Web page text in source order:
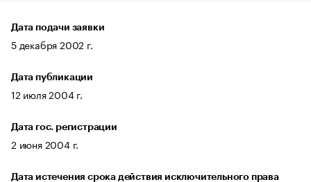
Дата подачи заявки
5 декабря 2002 г.
Дата публикации
12 июля 2004 г.
Дата гос. регистрации
2 июня 2004 г.
Дата истечения срока действия исключительного права